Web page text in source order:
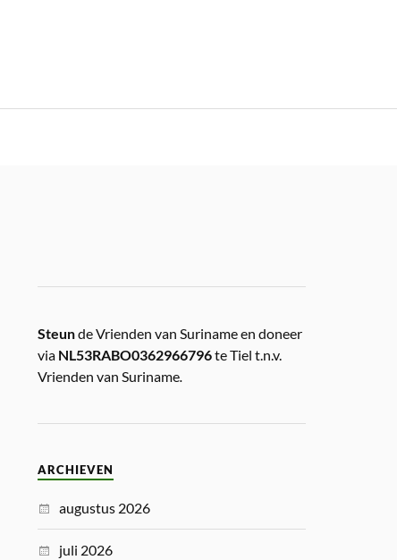
Steunde Vrienden van Suriname en doneer
via NL53RABO0362966796te Tiel t.n.v.
Vrienden van Suriname.
ARCHIEVEN
augustus 2026
juli 2026